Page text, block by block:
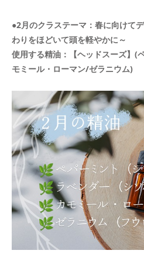
●2月のクラステーマ：春に向けて
わりをほどいて頭を軽やかに～
使用する精油：【ヘッドスーズ】(
モミール・ローマン/ゼラニウム)